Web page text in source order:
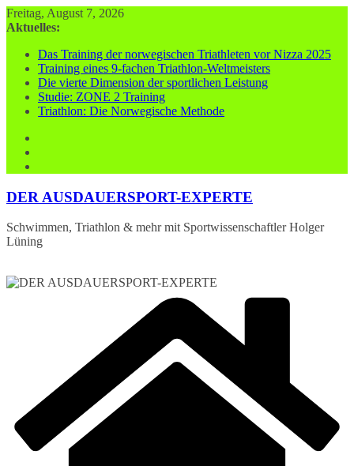
Zum
Inhalt
Freitag, August 7, 2026
Aktuelles:
Das Training der norwegischen Triathleten vor Nizza 2025
Training eines 9-fachen Triathlon-Weltmeisters
Die vierte Dimension der sportlichen Leistung
Studie: ZONE 2 Training
Triathlon: Die Norwegische Methode
DER AUSDAUERSPORT-EXPERTE
Schwimmen, Triathlon & mehr mit Sportwissenschaftler Holger
Lüning